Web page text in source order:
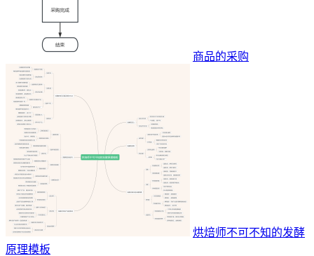
商品的采购
烘焙师不可不知的发酵
原理模板